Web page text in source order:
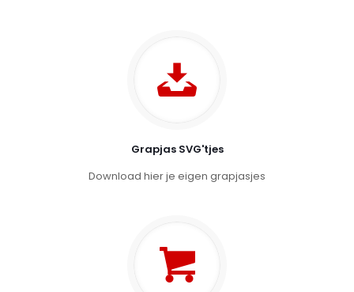
Grapjas SVG'tjes
Download hier je eigen grapjasjes